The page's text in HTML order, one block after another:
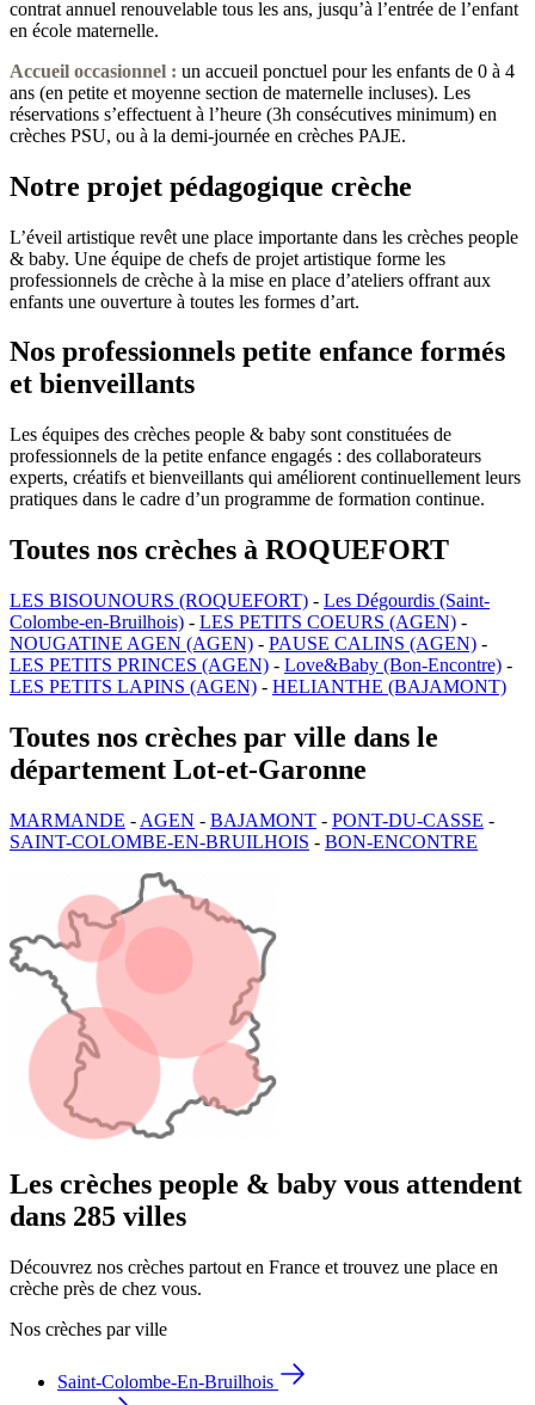
contrat annuel renouvelable tous les ans, jusqu’à l’entrée de l’enfant
en école maternelle.
Accueil occasionnel : un accueil ponctuel pour les enfants de 0 à 4
ans (en petite et moyenne section de maternelle incluses). Les
réservations s’effectuent à l’heure (3h consécutives minimum) en
crèches PSU, ou à la demi-journée en crèches PAJE.
Notre projet pédagogique crèche
L’éveil artistique revêt une place importante dans les crèches people
& baby. Une équipe de chefs de projet artistique forme les
professionnels de crèche à la mise en place d’ateliers offrant aux
enfants une ouverture à toutes les formes d’art.
Nos professionnels petite enfance formés
et bienveillants
Les équipes des crèches people & baby sont constituées de
professionnels de la petite enfance engagés : des collaborateurs
experts, créatifs et bienveillants qui améliorent continuellement leurs
pratiques dans le cadre d’un programme de formation continue.
Toutes nos crèches à ROQUEFORT
LES BISOUNOURS (ROQUEFORT) - Les Dégourdis (Saint-
Colombe-en-Bruilhois) - LES PETITS COEURS (AGEN) -
NOUGATINE AGEN (AGEN) - PAUSE CALINS (AGEN) -
LES PETITS PRINCES (AGEN) - Love&Baby (Bon-Encontre) -
LES PETITS LAPINS (AGEN) - HELIANTHE (BAJAMONT)
Toutes nos crèches par ville dans le
département Lot-et-Garonne
MARMANDE - AGEN - BAJAMONT - PONT-DU-CASSE -
SAINT-COLOMBE-EN-BRUILHOIS - BON-ENCONTRE
Les crèches people & baby vous attendent
dans 285 villes
Découvrez nos crèches partout en France et trouvez une place en
crèche près de chez vous.
Nos crèches par ville
Saint-Colombe-En-Bruilhois